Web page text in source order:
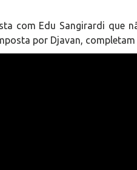
com Edu Sangirardi que
por Djavan,